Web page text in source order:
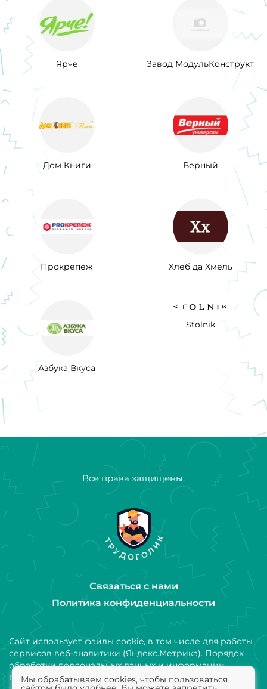
Ярче Завод МодульКонструкт
Дом Книги Верный
Прокрепёж Хлеб да Хмель
Азбука Вкуса
Stolnik
Все права защищены.
Связаться с нами
Политика конфиденциальности
Сайт использует файлы cookie, в том числе для работы
сервисов веб-аналитики (Яндекс.Метрика). Порядок
обработки персональных данных и информации,
получаемой с использованием файлов cookie,
Мы обрабатываем cookies, чтобы пользоваться